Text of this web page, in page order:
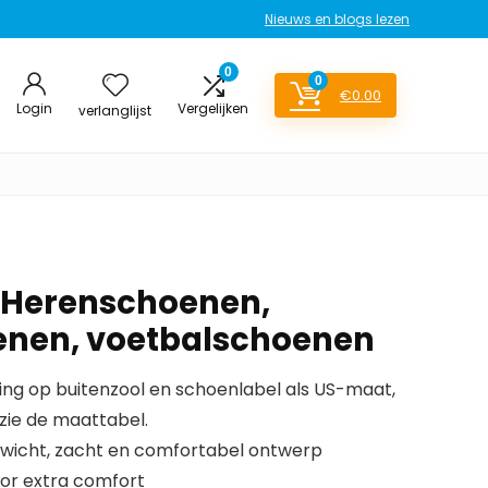
Nieuws en blogs lezen
Login verlanglijst
0
Vergelijken
0
€0.00
Herenschoenen,
voetbalschoenen
op buitenzool en schoenlabel als US-maat,
de maattabel.
zacht en comfortabel ontwerp
extra comfort